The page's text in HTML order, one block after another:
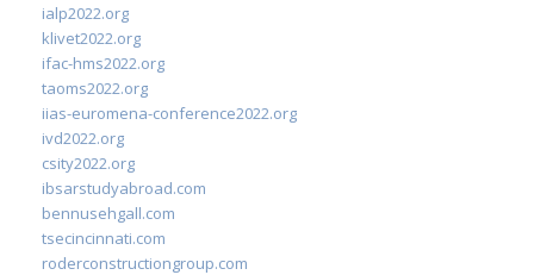
ialp2022.org
klivet2022.org
ifac-hms2022.org
taoms2022.org
iias-euromena-conference2022.org
ivd2022.org
csity2022.org
ibsarstudyabroad.com
bennusehgall.com
tsecincinnati.com
roderconstructiongroup.com